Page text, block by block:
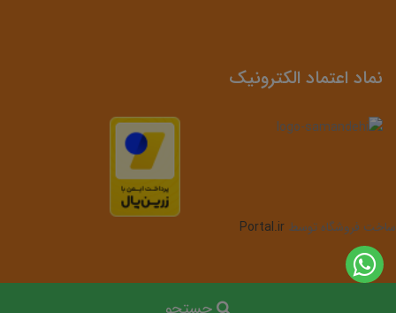
نماد اعتماد الکترونیک
ساخت فروشگاه توسط Portal.ir